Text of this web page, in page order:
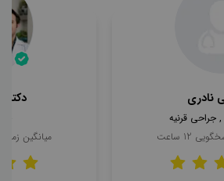
نادری
قرنیه
12 ساعت
دکتر
میانگین